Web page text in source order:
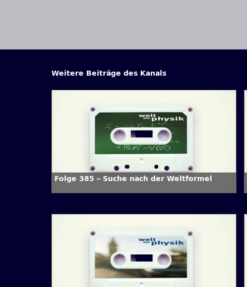
Weitere Beiträge des Kanals
Folge 385 – Suche nach der Weltformel